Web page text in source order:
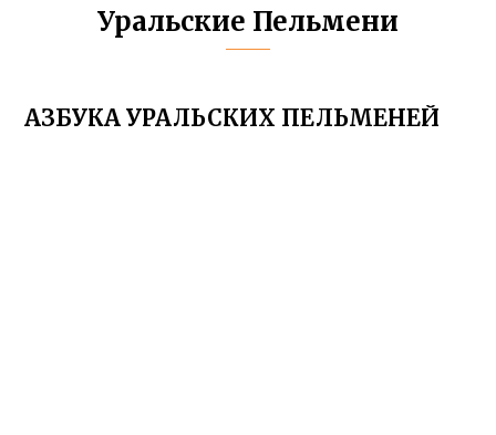
Уральские Пельмени
АЗБУКА УРАЛЬСКИХ ПЕЛЬМЕНЕЙ